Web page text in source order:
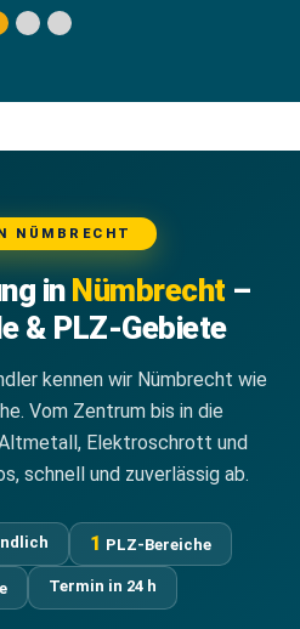
NÜMBRECHT
in Nümbrecht –
& PLZ-Gebiete
kennen wir Nümbrecht wie
Vom Zentrum bis in die
Elektroschrott und
schnell und zuverlässig ab.
1 PLZ-Bereiche
Termin in 24 h